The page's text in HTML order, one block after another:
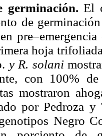
germinación.El
de
en
hoja
y R. solani
con 100%
mostraron
por Pedroza
Negro